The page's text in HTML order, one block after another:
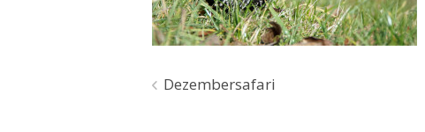
Beitragsnavigation
Dezembersafari